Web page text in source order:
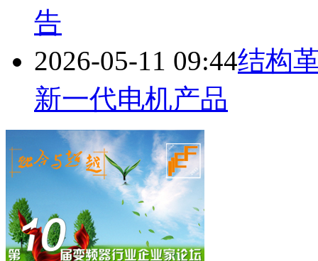
告
2026-05-11 09:44结构
新一代电机产品